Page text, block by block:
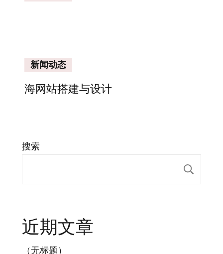
新闻动态
海网站搭建与设计
搜索
近期文章
（无标题）